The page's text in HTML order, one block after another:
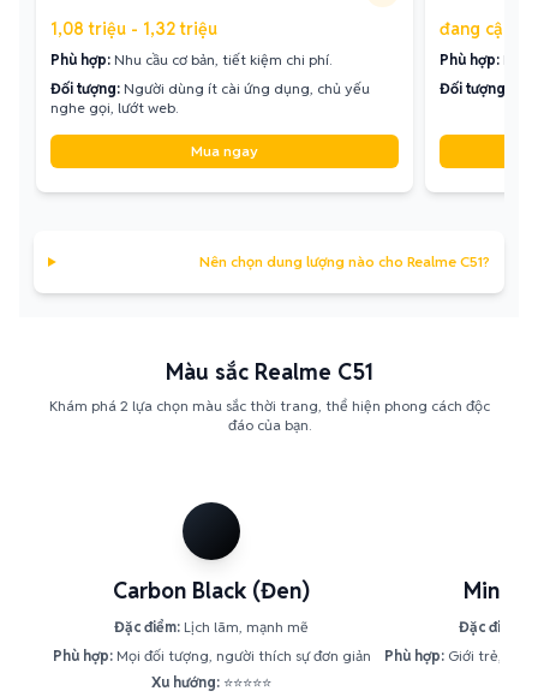
1,08 triệu - 1,32 triệu
Phù hợp: Nhu cầu cơ bản, tiết kiệm chi phí.
Đối tượng: Người dùng ít cài ứng dụng, chủ yếu
nghe gọi, lướt web.
Mua ngay
đang cập
Phù hợp:
Đối tượng:
Nên chọn dung lượng nào cho Realme C51?
Màu sắc Realme C51
Khám phá 2 lựa chọn màu sắc thời trang, thể hiện phong cách độc
đáo của bạn.
Carbon Black (Đen)
Đặc điểm: Lịch lãm, mạnh mẽ
Phù hợp:Mọi đối tượng, người thích sự đơn giản
Xu hướng: ⭐⭐⭐⭐⭐
Mint
Đặc điểm:
Phù hợp: Giới trẻ,